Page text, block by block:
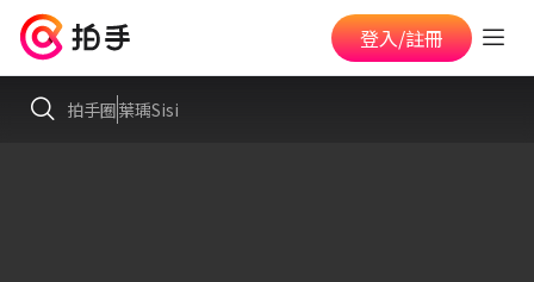
登入/註冊
拍手圈葉瑀Sisi